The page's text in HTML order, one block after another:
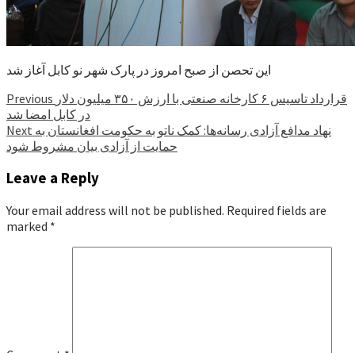
این تحصن از صبح امروز در پارک شهر نو کابل آغاز شد
Continue
Reading
Previous
در کابل امضا شد
Next
حمایت از آزادی بیان مشروط شود
Leave a Reply
Your email address will not be published. Required fields are
marked *